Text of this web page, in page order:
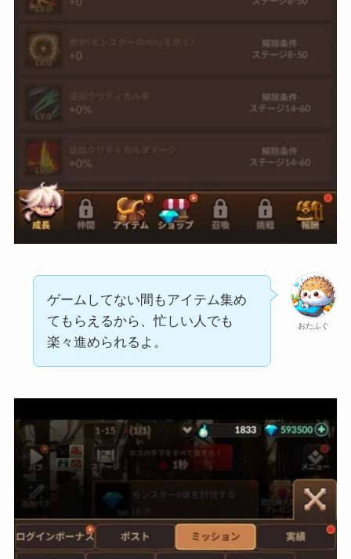
おたふぐ
ゲームしてない間もアイテム集め
てもらえるから、忙しい人でも
楽々進められるよ。